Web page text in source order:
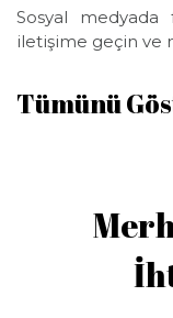
Sosyal
iletişime geçin ve
Tümünü